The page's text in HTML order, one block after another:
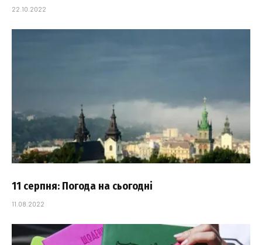
22.10.2022
11 серпня: Погода на сьогодні
11.08.2022